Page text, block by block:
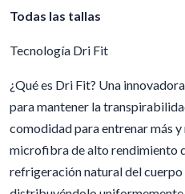
Todas las tallas
Tecnología Dri Fit
¿Qué es Dri Fit? Una
para mantener la
comodidad para entrenar más
microfibra de alto rendimiento
refrigeración natural del